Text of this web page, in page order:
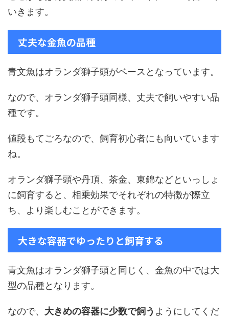
いきます。
丈夫な金魚の品種
青文魚はオランダ獅子頭がベースとなっています。
なので、オランダ獅子頭同様、丈夫で飼いやすい品
種です。
値段もてごろなので、飼育初心者にも向いています
ね。
オランダ獅子頭や丹頂、茶金、東錦などといっしょ
に飼育すると、相乗効果でそれぞれの特徴が際立
ち、より楽しむことができます。
大きな容器でゆったりと飼育する
青文魚はオランダ獅子頭と同じく、金魚の中では大
型の品種となります。
なので、 大きめの容器に少数で飼う ようにしてくだ